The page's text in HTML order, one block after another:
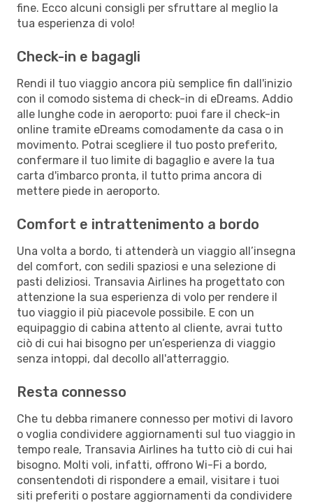
fine. Ecco alcuni consigli per sfruttare al meglio la
tua esperienza di volo!
Check-in e bagagli
Rendi il tuo viaggio ancora più semplice fin dall'inizio
con il comodo sistema di check-in di eDreams. Addio
alle lunghe code in aeroporto: puoi fare il check-in
online tramite eDreams comodamente da casa o in
movimento. Potrai scegliere il tuo posto preferito,
confermare il tuo limite di bagaglio e avere la tua
carta d'imbarco pronta, il tutto prima ancora di
mettere piede in aeroporto.
Comfort e intrattenimento a bordo
Una volta a bordo, ti attenderà un viaggio all’insegna
del comfort, con sedili spaziosi e una selezione di
pasti deliziosi. Transavia Airlines ha progettato con
attenzione la sua esperienza di volo per rendere il
tuo viaggio il più piacevole possibile. E con un
equipaggio di cabina attento al cliente, avrai tutto
ciò di cui hai bisogno per un’esperienza di viaggio
senza intoppi, dal decollo all'atterraggio.
Resta connesso
Che tu debba rimanere connesso per motivi di lavoro
o voglia condividere aggiornamenti sul tuo viaggio in
tempo reale, Transavia Airlines ha tutto ciò di cui hai
bisogno. Molti voli, infatti, offrono Wi-Fi a bordo,
consentendoti di rispondere a email, visitare i tuoi
siti preferiti o postare aggiornamenti da condividere